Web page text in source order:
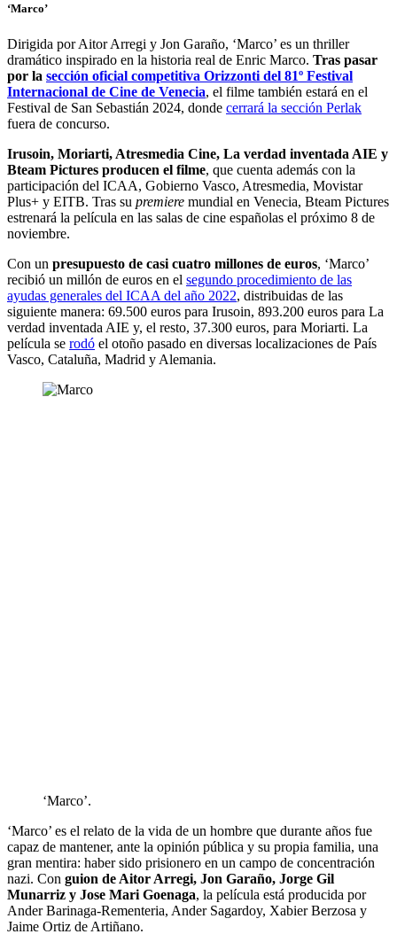
‘Marco’
Dirigida por Aitor Arregi y Jon Garaño, ‘Marco’ es un thriller
dramático inspirado en la historia real de Enric Marco. Tras pasar
por la sección oficial competitiva Orizzonti del 81º Festival
Internacional de Cine de Venecia, el filme también estará en el
Festival de San Sebastián 2024, donde cerrará la sección Perlak
fuera de concurso.
Irusoin, Moriarti, Atresmedia Cine, La verdad inventada AIE y
Bteam Pictures producen el filme, que cuenta además con la
participación del ICAA, Gobierno Vasco, Atresmedia, Movistar
Plus+ y EITB. Tras su premiere mundial en Venecia, Bteam Pictures
estrenará la película en las salas de cine españolas el próximo 8 de
noviembre.
Con un presupuesto de casi cuatro millones de euros, ‘Marco’
recibió un millón de euros en el segundo procedimiento de las
ayudas generales del ICAA del año 2022, distribuidas de las
siguiente manera: 69.500 euros para Irusoin, 893.200 euros para La
verdad inventada AIE y, el resto, 37.300 euros, para Moriarti. La
película se rodó el otoño pasado en diversas localizaciones de País
Vasco, Cataluña, Madrid y Alemania.
‘Marco’.
‘Marco’ es el relato de la vida de un hombre que durante años fue
capaz de mantener, ante la opinión pública y su propia familia, una
gran mentira: haber sido prisionero en un campo de concentración
nazi. Con guion de Aitor Arregi, Jon Garaño, Jorge Gil
Munarriz y Jose Mari Goenaga, la película está producida por
Ander Barinaga-Rementeria, Ander Sagardoy, Xabier Berzosa y
Jaime Ortiz de Artiñano.